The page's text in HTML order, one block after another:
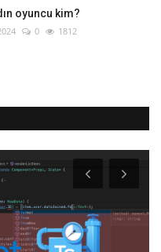
oyuncu kim?
0 1812